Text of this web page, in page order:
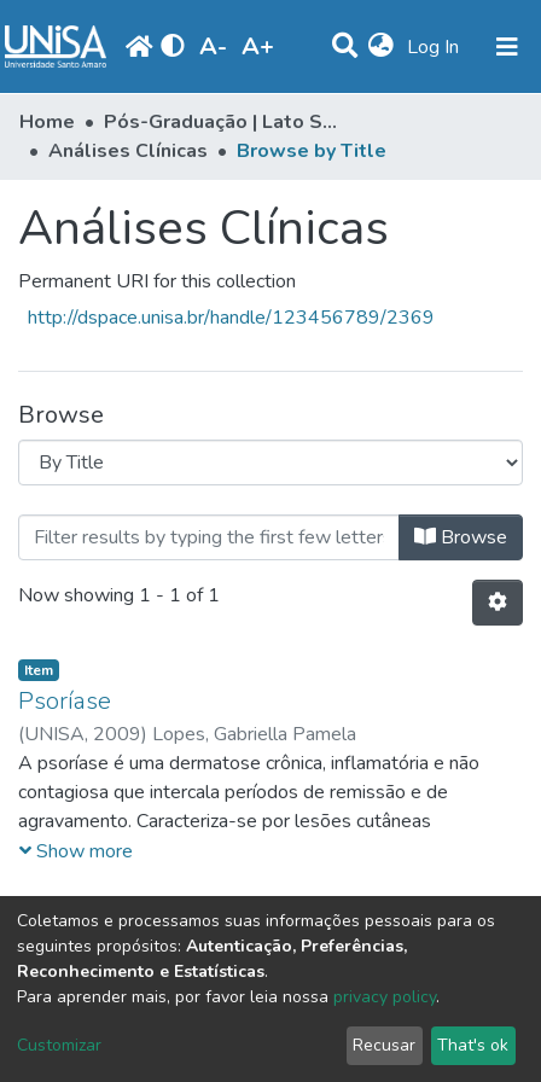
A- A+ Log In (current)
Communities & Collections
Produção Docente
Periodicals
Home
Pós-Graduação | Lato Sensu
Análises Clínicas
Browse by Title
Análises Clínicas
Permanent URI for this collection
http://dspace.unisa.br/handle/123456789/2369
Browse
Browsing Análises Clínicas by
Browse
Now showing 1 - 1 of 1
Item
Psoríase
(UNISA, 2009) Lopes, Gabriella Pamela
A psoríase é uma dermatose crônica, inflamatória e não
contagiosa que intercala períodos de remissão e de
agravamento. Caracteriza-se por lesões cutâneas
avermelhadas e descamativas, podendo acometer unhas,
freqüente, tem distribuição universal e atinge de 1 a 3% da
população mundial. Afeta indistintamente homens e
mulheres. A doença é rara em negros, índios e amarelos e
não existe entre esquimós. A causa da psoríase é
desconhecida, no entanto, estudos apontam para uma
predisposição genética, sendo sugerida como uma doença
Show more
DSpace software copyright © 2002-2026 LYRASIS
Send Feedback
Coletamos e processamos suas informações pessoais para os
seguintes propósitos: Autenticação, Preferências,
Reconhecimento e Estatísticas.
Para aprender mais, por favor leia nossa privacy policy.
Customizar Recusar That's ok